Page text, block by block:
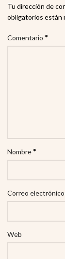
Tu dirección de
obligatorios están
Comentario *
Nombre*
Correo electrónico
Web